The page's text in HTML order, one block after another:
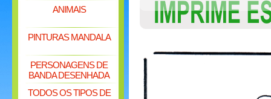
ANIMAIS
PINTURAS MANDALA
PERSONAGENS DE
BANDA DESENHADA
TODOS OS TIPOS DE